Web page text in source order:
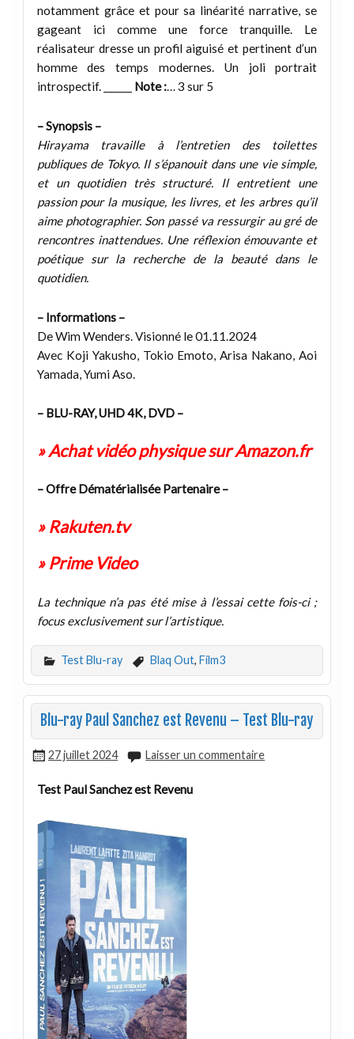
notamment grâce et pour sa linéarité narrative, se
gageant ici comme une force tranquille. Le
réalisateur dresse un profil aiguisé et pertinent d’un
homme des temps modernes. Un joli portrait
introspectif. ______ Note :… 3 sur 5
– Synopsis –
Hirayama travaille à l’entretien des toilettes
publiques de Tokyo. Il s’épanouit dans une vie simple,
et un quotidien très structuré. Il entretient une
passion pour la musique, les livres, et les arbres qu’il
aime photographier. Son passé va ressurgir au gré de
rencontres inattendues. Une réflexion émouvante et
poétique sur la recherche de la beauté dans le
quotidien.
– Informations –
De Wim Wenders. Visionné le 01.11.2024
Avec Koji Yakusho, Tokio Emoto, Arisa Nakano, Aoi
Yamada, Yumi Aso.
– BLU-RAY, UHD 4K, DVD –
» Achat vidéo physique sur Amazon.fr
– Offre Dématérialisée Partenaire –
» Rakuten.tv
» Prime Video
La technique n’a pas été mise à l’essai cette fois-ci ;
focus exclusivement sur l’artistique.
Test Blu-ray Blaq Out, Film3
Blu-ray Paul Sanchez est Revenu – Test Blu-ray
27 juillet 2024 Laisser un commentaire
Test Paul Sanchez est Revenu